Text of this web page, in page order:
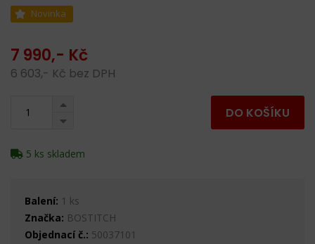
Novinka
7 990,- Kč
6 603,- Kč bez DPH
DO KOŠÍKU
5 ks skladem
Balení: 1 ks
Značka: BOSTITCH
Objednací č.: 50037101